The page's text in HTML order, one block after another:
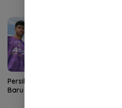
Persik Perkenalkan 5 Pemain
Baru